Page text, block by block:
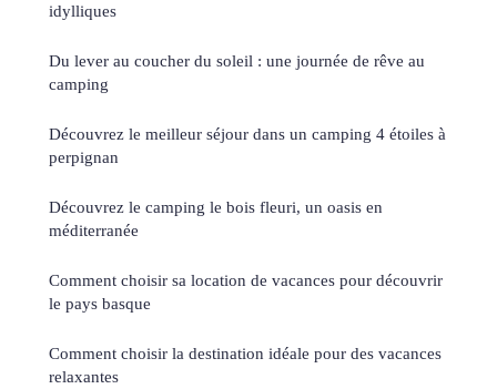
idylliques
Du lever au coucher du soleil : une journée de rêve au
camping
Découvrez le meilleur séjour dans un camping 4 étoiles à
perpignan
Découvrez le camping le bois fleuri, un oasis en
méditerranée
Comment choisir sa location de vacances pour découvrir
le pays basque
Comment choisir la destination idéale pour des vacances
relaxantes